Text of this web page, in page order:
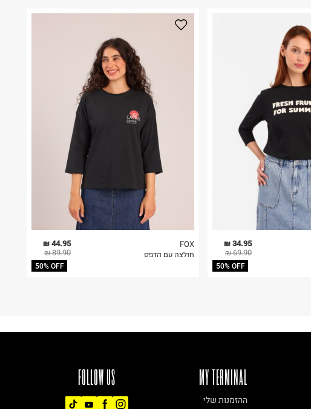
44.95 ₪
89.90 ₪
50% OFF
FOX
חולצה עם הדפס
34.95 ₪
69.90 ₪
50% OFF
FOLLOW US MY TERMINAL
ההזמנות שלי